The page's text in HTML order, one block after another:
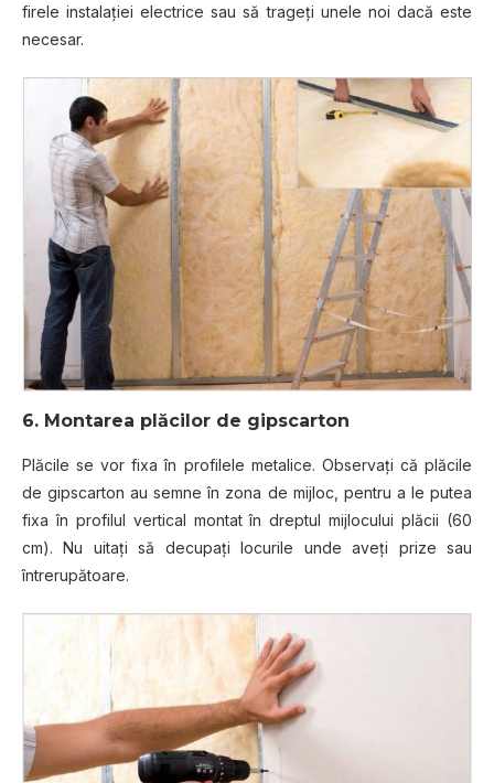
firele instalaţiei electrice sau să trageţi unele noi dacă este
necesar.
6. Montarea plăcilor de gipscarton
Plăcile se vor fixa în profilele metalice. Observaţi că plăcile
de gipscarton au semne în zona de mijloc, pentru a le putea
fixa în profilul vertical montat în dreptul mijlocului plăcii (60
cm). Nu uitaţi să decupaţi locurile unde aveţi prize sau
întrerupătoare.